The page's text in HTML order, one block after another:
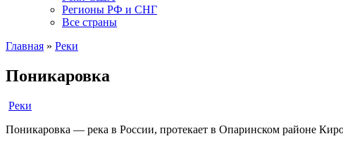
Регионы РФ и СНГ
Все страны
Главная » Реки
Поникаровка
Реки
Поникаровка — река в России, протекает в Опаринском районе